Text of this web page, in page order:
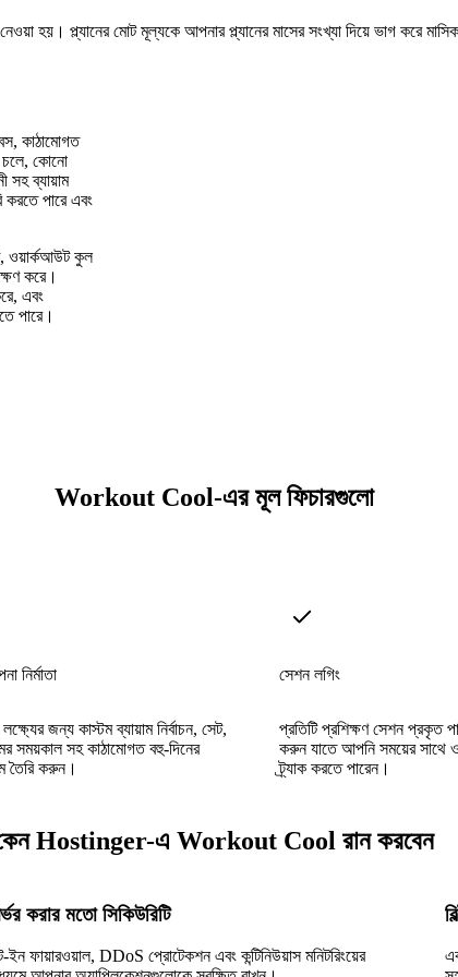
নেওয়া হয়। প্ল্যানের মোট মূল্যকে আপনার প্ল্যানের মাসের সংখ্যা দিয়ে ভাগ করে
কাঠামোগত
চলে, কোনো
সহ ব্যায়াম
করতে পারে এবং
ওয়ার্কআউট কুল
করে।
এবং
পারে।
Workout Cool-এর মূল ফিচারগুলো
নির্মাতা
জন্য কাস্টম ব্যায়াম নির্বাচন, সেট,
সময়কাল সহ কাঠামোগত বহু-দিনের
তৈরি করুন।
সেশন লগিং
প্রতিটি প্রশিক্ষণ সেশন প্রকৃত
করুন যাতে আপনি সময়ের সাথে
ট্র্যাক করতে পারেন।
Hostinger-এ Workout Cool রান করবেন
করার মতো সিকিউরিটি
ইন ফায়ারওয়াল, DDoS প্রোটেকশন এবং কন্টিনিউয়াস মনিটরিংয়ের